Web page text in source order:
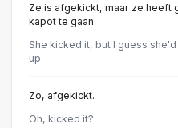
Ze is afgekickt, maar ze heeft
kapot te gaan.
She kicked it, but I guess
up.
Zo, afgekickt.
Oh, kicked it?